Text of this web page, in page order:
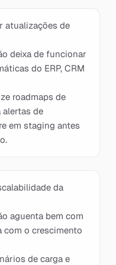
atualizações de
deixa de funcionar
do ERP, CRM
roadmaps de
alertas de
em staging antes
da
aguenta bem com
com o crescimento
de carga e